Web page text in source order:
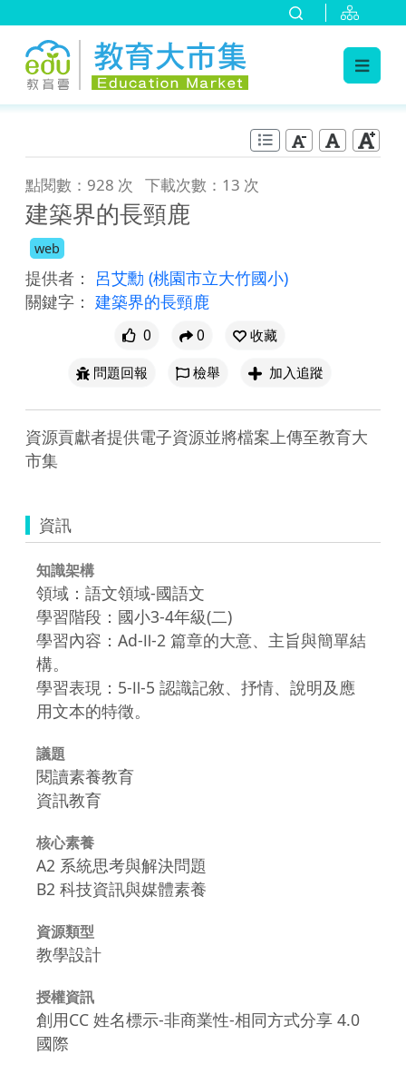
點閱數：928 次 下載次數：13 次
建築界的長頸鹿
web
提供者： 呂艾勳 (桃園市立大竹國小)
關鍵字： 建築界的長頸鹿
0 0
收藏
問題回報
檢舉 加入追蹤
資源貢獻者提供電子資源並將檔案上傳至教育大
市集
資訊
知識架構
領域：語文領域-國語文
學習階段：國小3-4年級(二)
學習內容：Ad-Ⅱ-2 篇章的大意、主旨與簡單結
構。
學習表現：5-Ⅱ-5 認識記敘、抒情、說明及應
用文本的特徵。
議題
閱讀素養教育
資訊教育
核心素養
A2 系統思考與解決問題
B2 科技資訊與媒體素養
資源類型
教學設計
授權資訊
創用CC 姓名標示-非商業性-相同方式分享 4.0
國際